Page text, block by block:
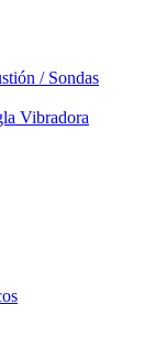
/ Sondas
Vibradora